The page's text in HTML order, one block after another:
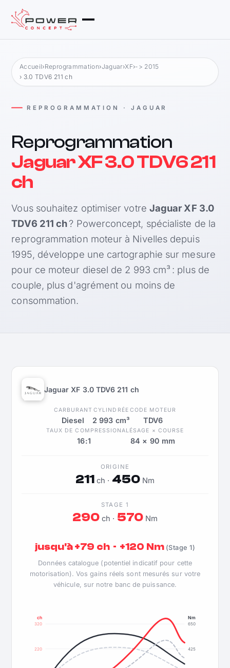
Accueil›Reprogrammation›Jaguar›XF›-> 2015
› 3.0 TDV6 211 ch
REPROGRAMMATION · JAGUAR
Reprogrammation
Jaguar XF 3.0 TDV6 211
ch
Vous souhaitez optimiser votre Jaguar XF 3.0
TDV6 211 ch? Powerconcept, spécialiste de la
reprogrammation moteur à Nivelles depuis
1995, développe une cartographie sur mesure
pour ce moteur diesel de 2 993 cm³ : plus de
couple, plus d'agrément ou moins de
consommation.
Jaguar XF 3.0 TDV6 211 ch
CARBURANT
Diesel
CYLINDRÉE
2 993 cm³
CODE MOTEUR
TDV6
TAUX DE COMPRESSION
16:1
ALÉSAGE × COURSE
84 × 90 mm
ORIGINE
211 ch · 450Nm
STAGE 1
290 ch · 570Nm
jusqu'à +79 ch · +120 Nm (Stage 1)
Données catalogue (potentiel indicatif pour cette
motorisation). Vos gains réels sont mesurés sur votre
véhicule, sur notre banc de puissance.
220
320
425
650
ch Nm